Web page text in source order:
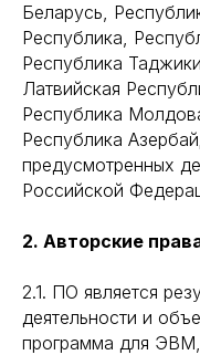
Беларусь,
Республика,
Республика
Латвийская
Республика
Республика
предусмотренных
Российской
2. Авторские
2.1. ПО является
деятельности и
программа для ЭВМ,